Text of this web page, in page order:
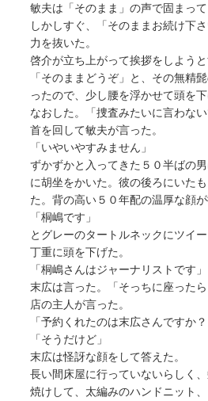
敏夫は「そのまま」の声で固まって
しかしすぐ、「そのままお続け下
力を抜いた。
啓介が立ち上がって挨拶をしよう
「そのままどうぞ」と、その無精
ったので、少し腰を浮かせて頭を
なおした。「捜査みたいに言わない
首を回して敏夫が言った。
「いやいやすみません」
ずかずかと入ってきた５０半ばの
に胡坐をかいた。彼の後ろにいた
た。背の高い５０年配の温厚な顔が
「桐嶋です」
とグレーのタートルネックにツイ
丁重に頭を下げた。
「桐嶋さんはジャーナリストです」
末広は言った。「そっちに座ったら
店の主人が言った。
「予約くれたのは末広さんですか？
「そうだけど」
末広は怪訝な顔をして答えた。
長い間床屋に行っていないらしく
焼けして、太編みのハンドニット